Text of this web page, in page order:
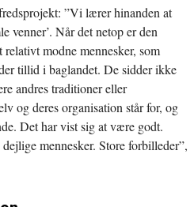
”Vi lærer hinanden at
venner’. Når det netop er den
relativt modne mennesker, som
tillid i baglandet. De sidder ikke
andres traditioner eller
og deres organisation står for, og
Det har vist sig at være godt.
mennesker. Store forbilleder”,